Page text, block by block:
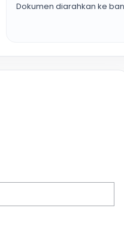
Dokumen diarahkan ke